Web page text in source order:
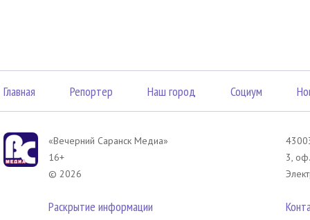
Главная Репортер Наш город Социум
«Вечерний Саранск Mедиа»
16+
© 2026
Раскрытие информации
3,